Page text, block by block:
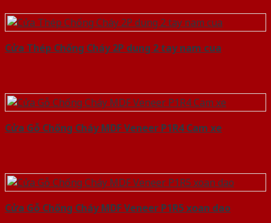
Cửa Thép Chống Cháy 2P dung 2 tay nam cua
Cửa Gỗ Chống Cháy MDF Veneer P1R4 Cam xe
Cửa Gỗ Chống Cháy MDF Veneer P1R5 xoan dao